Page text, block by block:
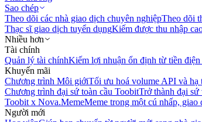
Sao chép
Theo dõi các nhà giao dịch chuyên nghiệpTheo dõi
Thạc sĩ giao dịch tuyển dụngKiếm được thu nhập
Nhiều hơn
Tài chính
Quản lý tài chínhKiếm lợi nhuận ổn định từ tiền
Khuyến mãi
Chương trình Môi giớiTối ưu hoá volume API và hạ
Chương trình đại sứ toàn cầu ToobitTrở thành đại
Toobit x Nova.MemeMeme trong một cú nhấp, giao
Người mới